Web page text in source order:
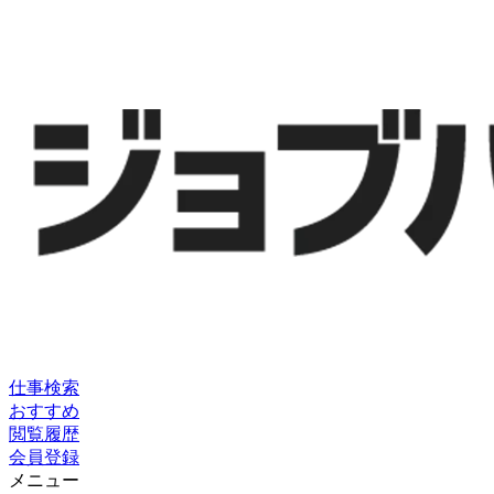
仕事検索
おすすめ
閲覧履歴
会員登録
メニュー